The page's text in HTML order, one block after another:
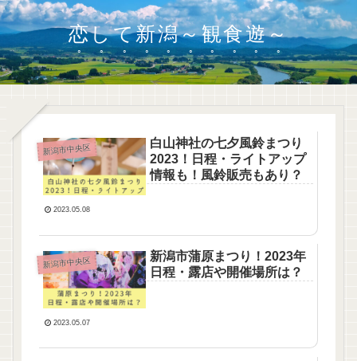
恋して新潟～観食遊～
新潟市中央区
白山神社の七夕風鈴まつり
2023！日程・ライトアップ
情報も！風鈴販売もあり？
2023.05.08
新潟市中央区
新潟市蒲原まつり！2023年
日程・露店や開催場所は？
2023.05.07